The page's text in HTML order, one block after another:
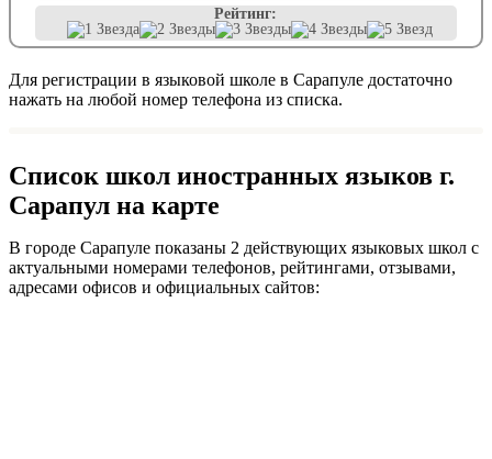
Рейтинг:
Для регистрации в языковой школе в Сарапуле достаточно
нажать на любой номер телефона из списка.
Список школ иностранных языков г.
Сарапул на карте
В городе Сарапуле показаны 2 действующих языковых школ с
актуальными номерами телефонов, рейтингами, отзывами,
адресами офисов и официальных сайтов: